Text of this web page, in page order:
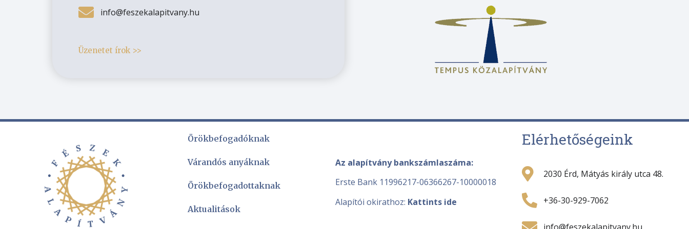
info@feszekalapitvany.hu
Üzenetet írok >>
Örökbefogadóknak
Várandós anyáknak
Örökbefogadottaknak
Aktualitások
Az alapítvány bankszámlaszáma:
Erste Bank 11996217-06366267-10000018
Alapítói okirathoz: Kattints ide
Elérhetőségeink
2030 Érd, Mátyás király utca 48.
+36-30-929-7062